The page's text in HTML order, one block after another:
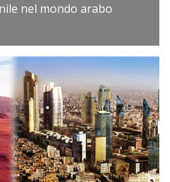
nel mondo arabo